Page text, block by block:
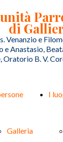
Venanzio e
e Anastasio,
Oratorio B. V.
di
Galleria
I